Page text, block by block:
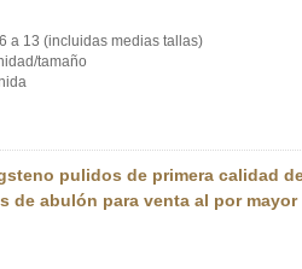
a 13 (incluidas medias tallas)
tamaño
pulidos de primera calidad
de abulón para venta al por mayor